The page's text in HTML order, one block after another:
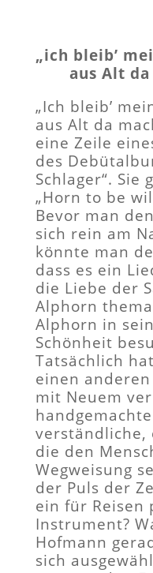
„ich bleib’
aus Alt da
„Ich bleib’
aus Alt da
eine Zeile
des
Schlager“. Sie
„Horn to be
Bevor man
sich rein am
könnte man
dass es ein
die Liebe der
Alphorn
Alphorn in
Schönheit
Tatsächlich
einen
mit Neuem
verständliche,
die den
Wegweisung
der Puls der
ein für Reisen
Instrument?
Hofmann
sich